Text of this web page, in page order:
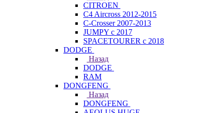
CITROEN
C4 Aircross 2012-2015
C-Crosser 2007-2013
JUMPY с 2017
SPACETOURER с 2018
DODGE
Назад
DODGE
RAM
DONGFENG
Назад
DONGFENG